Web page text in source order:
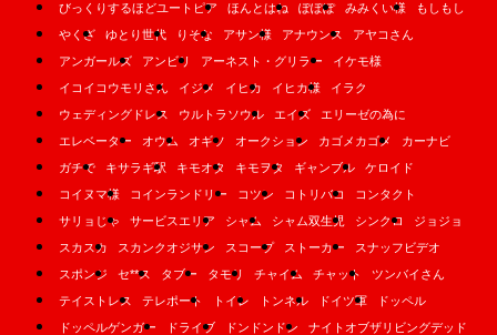
びっくりするほどユートピア
ほんとはね ぽぽぽ みみくい様
もしもし
やくざ
ゆとり世代 りそな アサン様 アナウンス
アヤコさん
アンガールズ
アンビリ アーネスト・グリラー
イケモ様
イコイコウモリさん
イジメ イヒカ イヒカ様
イラク
ウェディングドレス
ウルトラソウル エイズ
エリーゼの為に
エレベーター
オウム オギソ オークション カゴメカゴメ
カーナビ
ガチで
キサラギ駅 キモオタ キモヲタ ギャンブル
ケロイド
コイヌマ様
コインランドリー コツン コトリバコ
コンタクト
サリョじゃ
サービスエリア シャム シャム双生児 シンクロ
ジョジョ
スカスカ
スカンクオジサン スコープ ストーカー
スナッフビデオ
スポンジ
セ**ス タブー タモリ チャイム チャット
ツンバイさん
テイストレス
テレポート トイレ トンネル ドイツ軍
ドッペル
ドッペルゲンガー
ドライブ ドンドンドン
ナイトオブザリビングデッド